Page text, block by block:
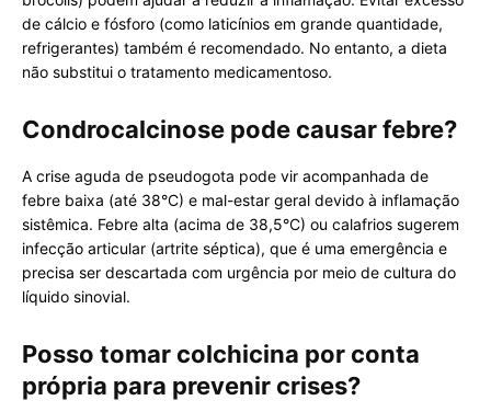
de cálcio e fósforo (como laticínios em grande quantidade,
refrigerantes) também é recomendado. No entanto, a dieta
não substitui o tratamento medicamentoso.
Condrocalcinose pode causar febre?
A crise aguda de pseudogota pode vir acompanhada de
febre baixa (até 38°C) e mal-estar geral devido à inflamação
sistêmica. Febre alta (acima de 38,5°C) ou calafrios sugerem
infecção articular (artrite séptica), que é uma emergência e
precisa ser descartada com urgência por meio de cultura do
líquido sinovial.
Posso tomar colchicina por conta
própria para prevenir crises?